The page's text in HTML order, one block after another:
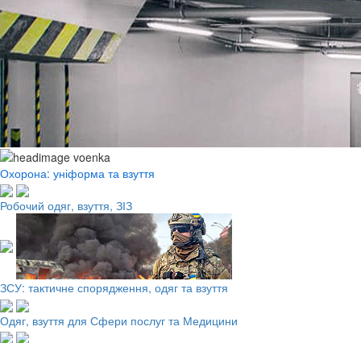
Охорона: уніформа та взуття
Робочий одяг, взуття, ЗІЗ
ЗСУ: тактичне спорядження, одяг та взуття
Одяг, взуття для Сфери послуг та Медицини